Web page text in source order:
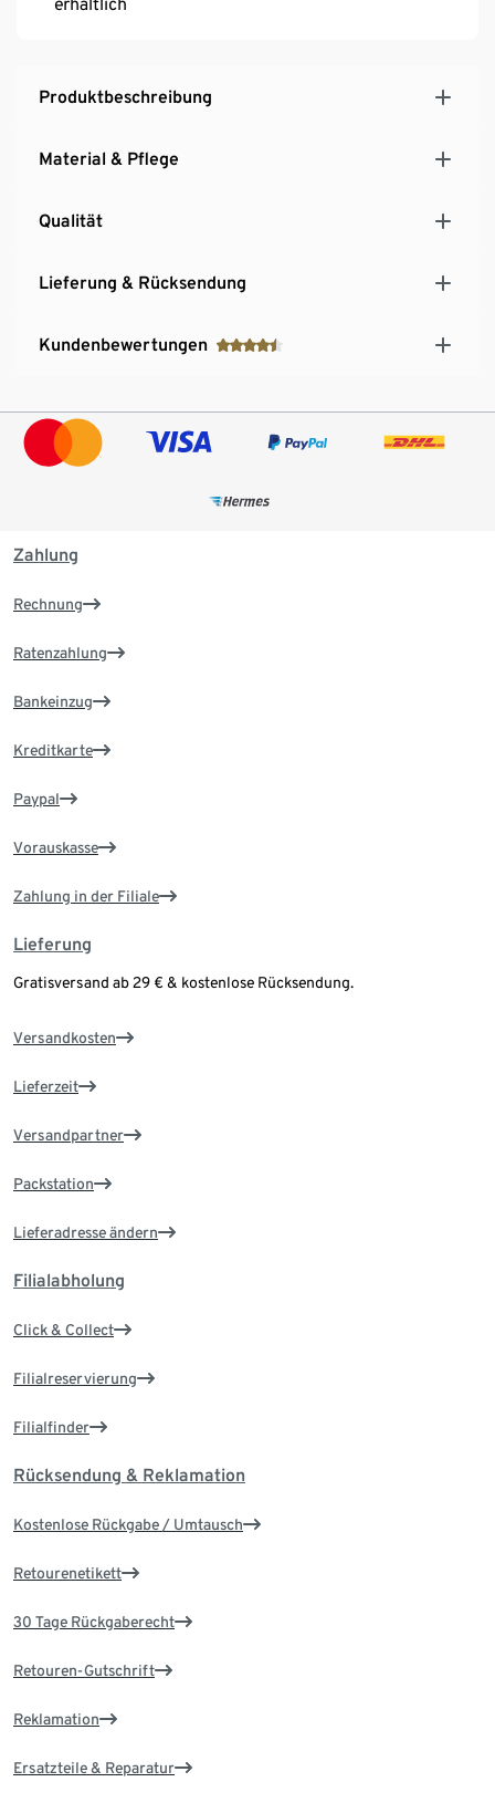
Produktbeschreibung
Material & Pflege
Qualität
Lieferung & Rücksendung
Kundenbewertungen
Zahlung
Rechnung
Ratenzahlung
Bankeinzug
Kreditkarte
Paypal
Vorauskasse
Zahlung in der Filiale
Lieferung
Gratisversand ab 29 € & kostenlose Rücksendung.
Versandkosten
Lieferzeit
Versandpartner
Packstation
Lieferadresse ändern
Filialabholung
Click & Collect
Filialreservierung
Filialfinder
Rücksendung & Reklamation
Kostenlose Rückgabe / Umtausch
Retourenetikett
30 Tage Rückgaberecht
Retouren-Gutschrift
Reklamation
Ersatzteile & Reparatur